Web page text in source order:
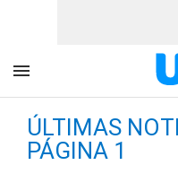
ÚLTIMAS
PÁGINA 1